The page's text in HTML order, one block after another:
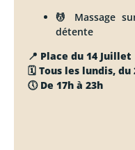
💆 Massage
détente
📍 Place du 14 Juillet
🗓 Tous les lundis,
🕔 De 17h à 23h